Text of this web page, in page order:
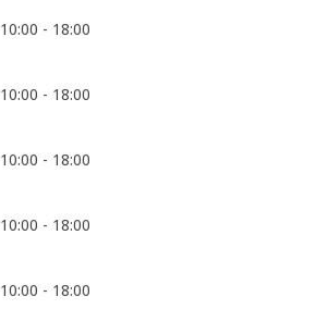
10:00 - 18:00
10:00 - 18:00
10:00 - 18:00
10:00 - 18:00
10:00 - 18:00